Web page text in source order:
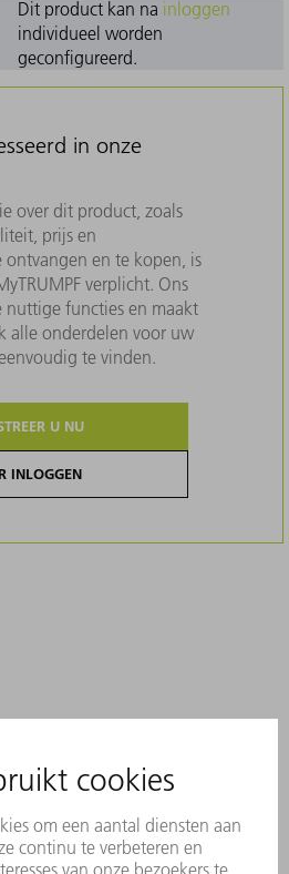
Dit product kan na inloggen
individueel worden
geconfigureerd.
in onze
over dit product, zoals
prijs en
ontvangen en te kopen, is
verplicht. Ons
functies en maakt
alle onderdelen voor uw
te vinden.
U NU
INLOGGEN